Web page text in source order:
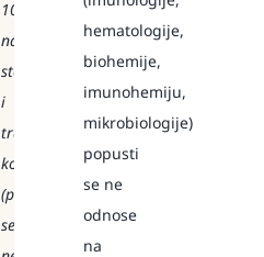
10%
na
stomatologiju
i
transplataciju
kose
(popusti
se
hematologije,
biohemije,
imunohemiju,
mikrobiologije)
popusti
se ne
odnose
na